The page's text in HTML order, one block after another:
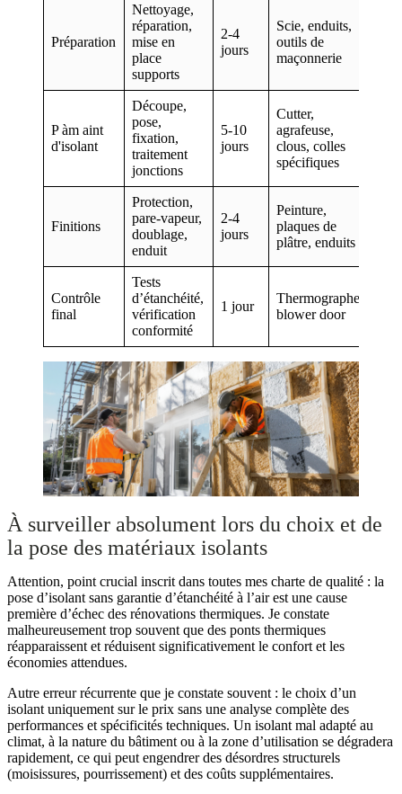
Préparation
Nettoyage,
réparation,
mise en
place
supports
2-4
jours
Scie, enduits,
outils de
maçonnerie
P àm aint
d'isolant
Découpe,
pose,
fixation,
traitement
jonctions
5-10
jours
Cutter,
agrafeuse,
clous, colles
spécifiques
Finitions
Protection,
pare-vapeur,
doublage,
enduit
2-4
jours
Peinture,
plaques de
plâtre, enduits
Contrôle
final
Tests
d’étanchéité,
vérification
conformité
1 jour
Thermographe,
blower door
À surveiller absolument lors du choix et de
la pose des matériaux isolants
Attention, point crucial inscrit dans toutes mes charte de qualité : la
pose d’isolant sans garantie d’étanchéité à l’air est une cause
première d’échec des rénovations thermiques. Je constate
malheureusement trop souvent que des ponts thermiques
réapparaissent et réduisent significativement le confort et les
économies attendues.
Autre erreur récurrente que je constate souvent : le choix d’un
isolant uniquement sur le prix sans une analyse complète des
performances et spécificités techniques. Un isolant mal adapté au
climat, à la nature du bâtiment ou à la zone d’utilisation se dégradera
rapidement, ce qui peut engendrer des désordres structurels
(moisissures, pourrissement) et des coûts supplémentaires.